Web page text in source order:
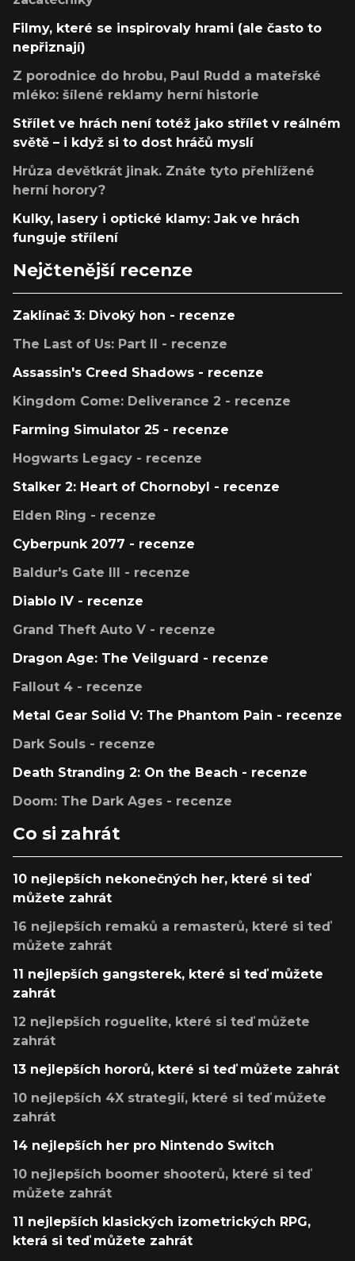
Filmy, které se inspirovaly hrami (ale často to
nepřiznají)
Z porodnice do hrobu, Paul Rudd a mateřské
mléko: šílené reklamy herní historie
Střílet ve hrách není totéž jako střílet v reálném
světě – i když si to dost hráčů myslí
Hrůza devětkrát jinak. Znáte tyto přehlížené
herní horory?
Kulky, lasery i optické klamy: Jak ve hrách
funguje střílení
Nejčtenější recenze
Zaklínač 3: Divoký hon - recenze
The Last of Us: Part II - recenze
Assassin's Creed Shadows - recenze
Kingdom Come: Deliverance 2 - recenze
Farming Simulator 25 - recenze
Hogwarts Legacy - recenze
Stalker 2: Heart of Chornobyl - recenze
Elden Ring - recenze
Cyberpunk 2077 - recenze
Baldur's Gate III - recenze
Diablo IV - recenze
Grand Theft Auto V - recenze
Dragon Age: The Veilguard - recenze
Fallout 4 - recenze
Metal Gear Solid V: The Phantom Pain - recenze
Dark Souls - recenze
Death Stranding 2: On the Beach - recenze
Doom: The Dark Ages - recenze
Co si zahrát
10 nejlepších nekonečných her, které si teď
můžete zahrát
16 nejlepších remaků a remasterů, které si teď
můžete zahrát
11 nejlepších gangsterek, které si teď můžete
zahrát
12 nejlepších roguelite, které si teď můžete
zahrát
13 nejlepších hororů, které si teď můžete zahrát
10 nejlepších 4X strategií, které si teď můžete
zahrát
14 nejlepších her pro Nintendo Switch
10 nejlepších boomer shooterů, které si teď
můžete zahrát
11 nejlepších klasických izometrických RPG,
která si teď můžete zahrát